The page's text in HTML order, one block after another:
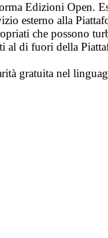
Edizioni Open.
esterno alla
che possono
di fuori della
gratuita nel